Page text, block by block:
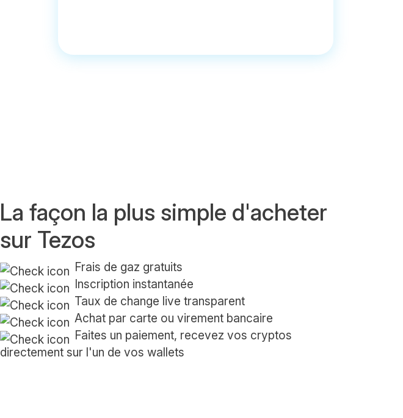
La façon la plus simple d'acheter
sur Tezos
Frais de gaz gratuits
Inscription instantanée
Taux de change live transparent
Achat par carte ou virement bancaire
Faites un paiement, recevez vos cryptos
directement sur l'un de vos wallets